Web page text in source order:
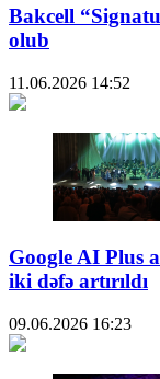
Bakcell
olub
11.06.2026 14:52
Google AI Plus
iki dəfə artırıldı
09.06.2026 16:23